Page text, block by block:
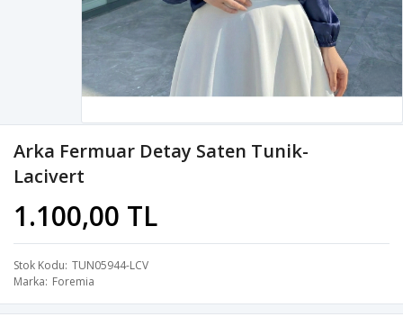
Arka Fermuar Detay Saten Tunik-
Lacivert
1.100,00 TL
Stok Kodu TUN05944-LCV
Marka Foremia